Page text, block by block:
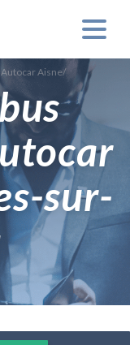
Aisne/
sur-